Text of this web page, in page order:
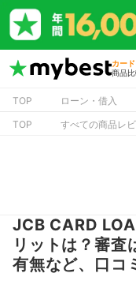
カー
商品
TOP ローン・借入
TOP
すべての商品レ
JCB CARD
リットは？審査
有無など、口コ